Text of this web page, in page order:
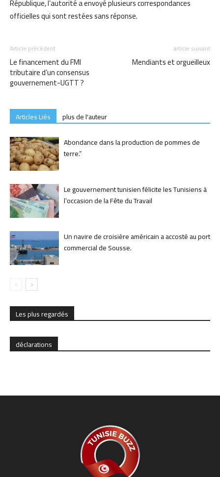
République, l’autorité a envoyé plusieurs correspondances
officielles qui sont restées sans réponse.
Article précédent
Le financement du FMI
tributaire d’un consensus
gouvernement-UGTT ?
article suivant
Mendiants et orgueilleux
Articles Liés
plus de l'auteur
Abondance dans la production de pommes de
terre.”
Le gouvernement tunisien félicite les Tunisiens à
l’occasion de la Fête du Travail
Un navire de croisière américain a accosté au port
commercial de Sousse.
Les plus regardés
déclarations